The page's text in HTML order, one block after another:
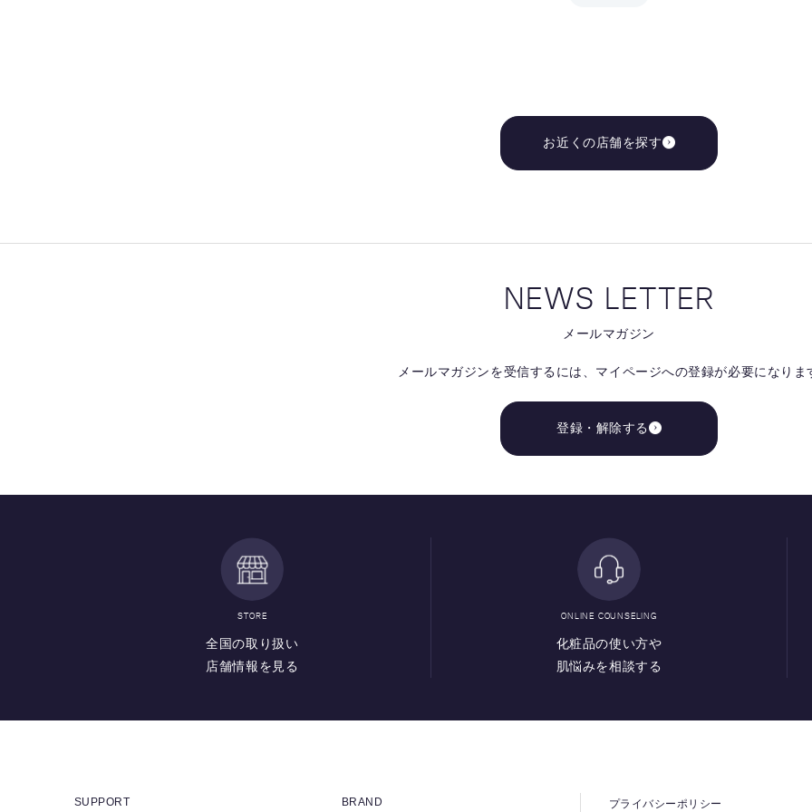
お近くの店舗を探す
NEWS LETTER
メールマガジン
メールマガジンを受信するには、 マイページへの登録が必要になりま
登録・解除する
STORE
全国の取り扱い
店舗情報を見る
ONLINE COUNSELING
化粧品の使い方や
肌悩みを相談する
SUPPORT BRAND プライバシーポリシー